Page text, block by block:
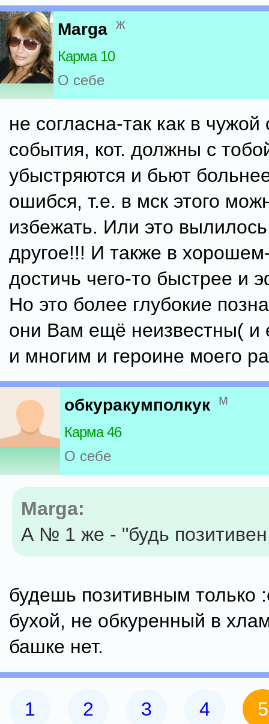
Marga ж
Карма 10
О себе
не согласна-так как в чужой
события, кот. должны с
убыстряются и бьют
ошибся, т.е. в мск этого
избежать. Или это
другое!!! И также в
достичь чего-то быстрее и
Но это более глубокие
они Вам ещё неизвестны( и
и многим и героине моего
обкуракумполкук м
Карма 46
О себе
Marga:
А № 1 же - "будь
будешь позитивным только
бухой, не обкуренный в
башке нет.
1 2 3 4 5